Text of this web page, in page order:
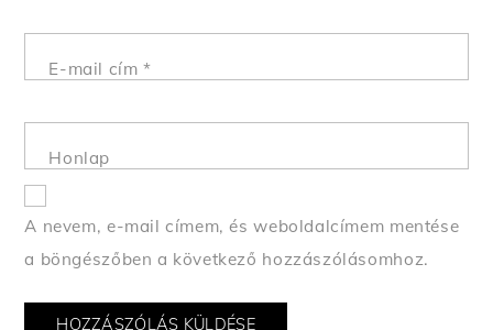
E-mail cím*
Honlap
A nevem, e-mail címem, és weboldalcímem mentése
a böngészőben a következő hozzászólásomhoz.